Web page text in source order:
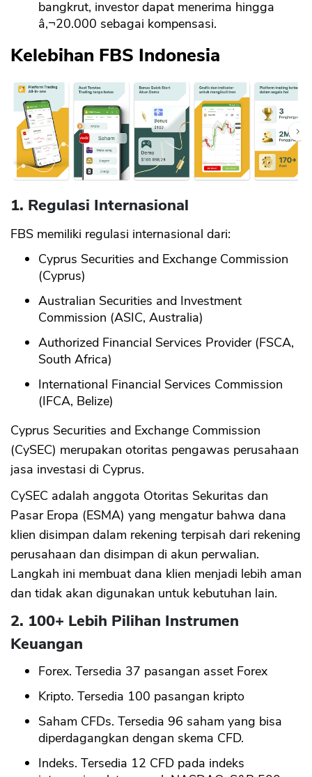
bangkrut, investor dapat menerima hingga
â‚¬20.000 sebagai kompensasi.
Kelebihan FBS Indonesia
1. Regulasi Internasional
FBS memiliki regulasi internasional dari:
Cyprus Securities and Exchange Commission
(Cyprus)
Australian Securities and Investment
Commission (ASIC, Australia)
Authorized Financial Services Provider (FSCA,
South Africa)
International Financial Services Commission
(IFCA, Belize)
Cyprus Securities and Exchange Commission
(CySEC) merupakan otoritas pengawas perusahaan
jasa investasi di Cyprus.
CySEC adalah anggota Otoritas Sekuritas dan
Pasar Eropa (ESMA) yang mengatur bahwa dana
klien disimpan dalam rekening terpisah dari rekening
perusahaan dan disimpan di akun perwalian.
Langkah ini membuat dana klien menjadi lebih aman
dan tidak akan digunakan untuk kebutuhan lain.
2. 100+ Lebih Pilihan Instrumen
Keuangan
Forex. Tersedia 37 pasangan asset Forex
Kripto. Tersedia 100 pasangan kripto
Saham CFDs. Tersedia 96 saham yang bisa
diperdagangkan dengan skema CFD.
Indeks. Tersedia 12 CFD pada indeks